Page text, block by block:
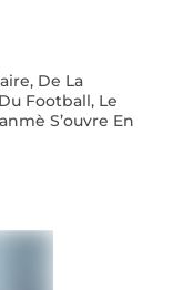
De La
Football, Le
S’ouvre En